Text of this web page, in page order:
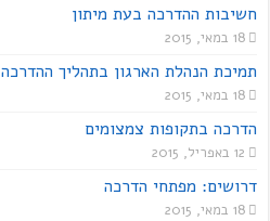
חשיבות ההדרכה בעת מיתון
18 במאי, 2015
תמיכת הנהלת הארגון בתהליך ההדרכה
18 במאי, 2015
הדרכה בתקופות צמצומים
12 באפריל, 2015
דרושים: מפתחי הדרכה
18 במאי, 2015